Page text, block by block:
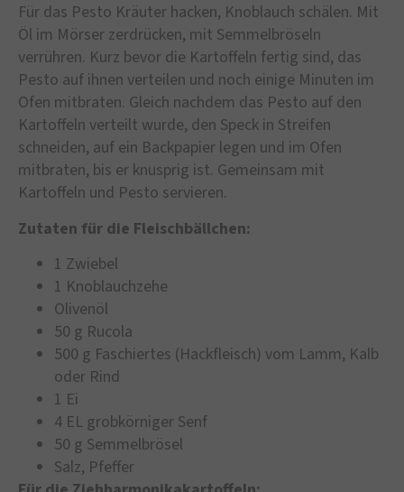
Für das Pesto Kräuter hacken, Knoblauch schälen. Mit
Öl im Mörser zerdrücken, mit Semmelbröseln
verrühren. Kurz bevor die Kartoffeln fertig sind, das
Pesto auf ihnen verteilen und noch einige Minuten im
Ofen mitbraten. Gleich nachdem das Pesto auf den
Kartoffeln verteilt wurde, den Speck in Streifen
schneiden, auf ein Backpapier legen und im Ofen
mitbraten, bis er knusprig ist. Gemeinsam mit
Kartoffeln und Pesto servieren.
Zutaten für die Fleischbällchen:
1 Zwiebel
1 Knoblauchzehe
Olivenöl
50 g Rucola
500 g Faschiertes (Hackfleisch) vom Lamm, Kalb
oder Rind
1 Ei
4 EL grobkörniger Senf
50 g Semmelbrösel
Salz, Pfeffer